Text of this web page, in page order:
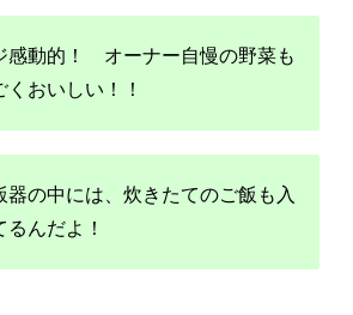
感動的！ オーナー自慢の野菜も
くおいしい！！
器の中には、炊きたてのご飯も入
るんだよ！